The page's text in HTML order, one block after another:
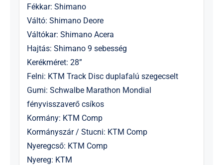
Fékkar: Shimano
Váltó: Shimano Deore
Váltókar: Shimano Acera
Hajtás: Shimano 9 sebesség
Kerékméret: 28”
Felni: KTM Track Disc duplafalú szegecselt
Gumi: Schwalbe Marathon Mondial
fényvisszaverő csíkos
Kormány: KTM Comp
Kormányszár / Stucni: KTM Comp
Nyeregcső: KTM Comp
Nyereg: KTM